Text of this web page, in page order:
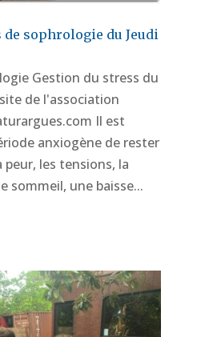
de sophrologie du Jeudi
Gestion du stress du
de l'association
Il est
anxiogène de rester
les tensions, la
sommeil, une baisse...